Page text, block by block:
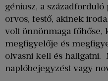
géniusz, a
orvos, festő, akinek
volt önnönmaga főhőse,
megfigyelője és
olvasni kell és hallgatni.
naplóbejegyzést vagy